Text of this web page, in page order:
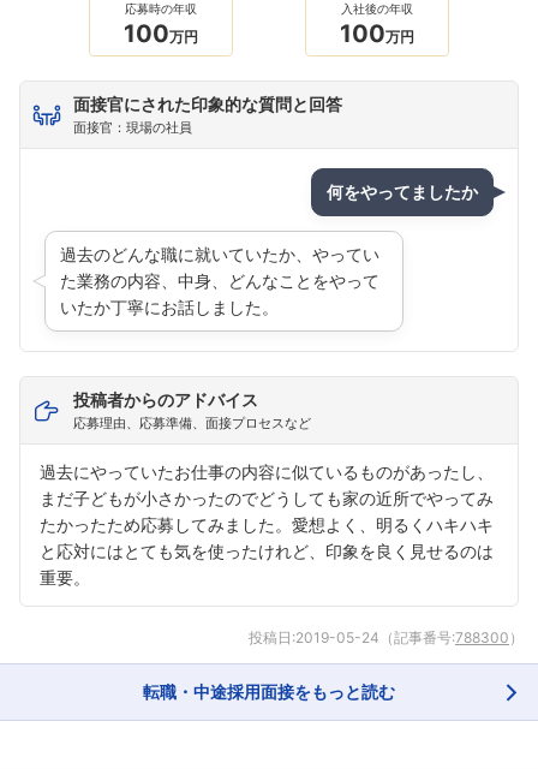
フォローしました
応募時の年収
100万円
入社後の年収
100万円
面接官にされた印象的な質問と回答
面接官：現場の社員
何をやってましたか
過去のどんな職に就いていたか、やってい
た業務の内容、中身、どんなことをやって
いたか丁寧にお話しました。
投稿者からのアドバイス
応募理由、応募準備、面接プロセスなど
過去にやっていたお仕事の内容に似ているものがあったし、
まだ子どもが小さかったのでどうしても家の近所でやってみ
たかったため応募してみました。愛想よく、明るくハキハキ
と応対にはとても気を使ったけれど、印象を良く見せるのは
重要。
投稿日:2019-05-24 （記事番号:788300 ）
転職・中途採用面接をもっと読む